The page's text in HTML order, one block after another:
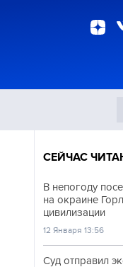
СЕЙЧАС
В непогоду
на окраине
цивилизации
12 Января 13:56
Суд отправил